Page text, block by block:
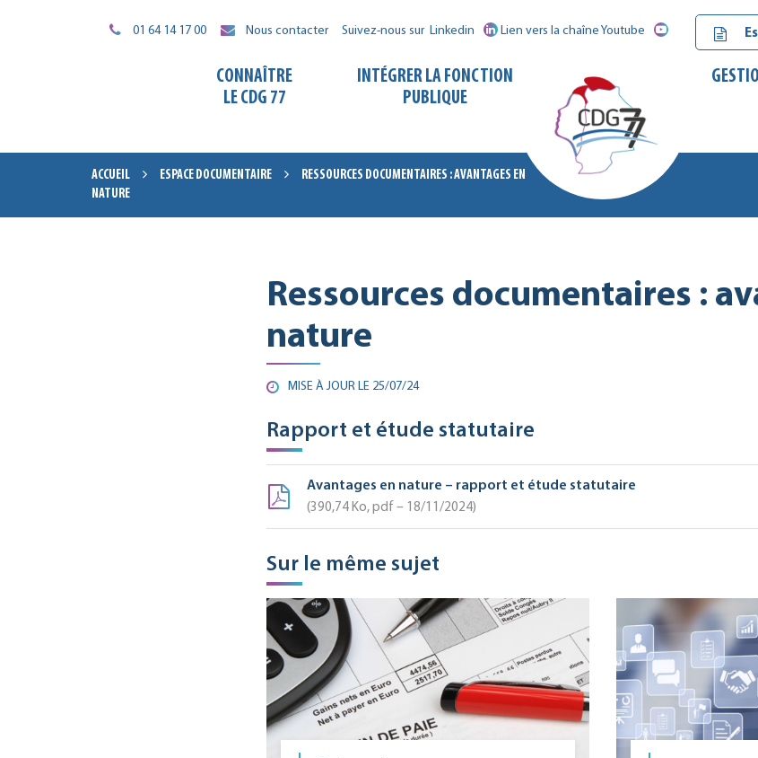
01 64 14 17 00 Nous contacter Suivez-nous sur Linkedin Lien vers la chaîne Youtube
CDG
77
CONNAÎTRE
LE CDG 77
INTÉGRER LA FONCTION
PUBLIQUE
ACCUEIL ESPACE DOCUMENTAIRE
RESSOURCES DOCUMENTAIRES : AVANTAGES EN
NATURE
Ressources documentaires :
nature
MISE À JOUR LE 25/07/24
Rapport et étude statutaire
Avantages en nature – rapport et étude statutaire
390,74 Ko, pdf – 18/11/2024
Sur le même sujet